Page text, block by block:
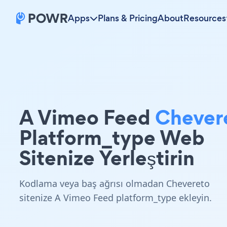
Apps Plans & PricingAboutResources
A Vimeo Feed
Platform_type Web
Sitenize Yerleştirin
Kodlama veya baş ağrısı olmadan Chevereto
sitenize A Vimeo Feed platform_type ekleyin.